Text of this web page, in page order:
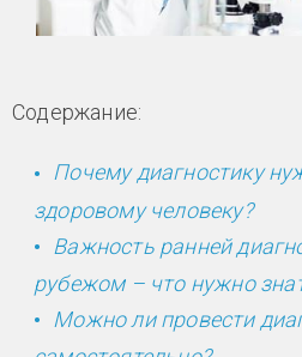
Содержание:
Почему диагностику
здоровому человеку?
Важность ранней
рубежом – что нужно
Можно ли провести